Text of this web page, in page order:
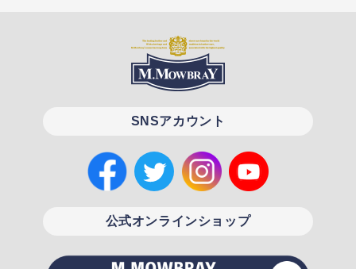
SNSアカウント
公式オンラインショップ